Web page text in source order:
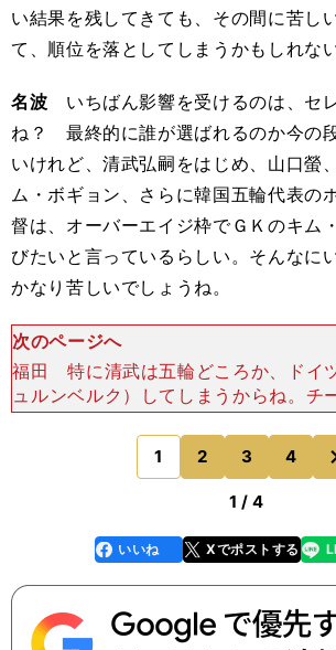
い結果を残してきても、その間に苦し
て、順位を落としてしまうかもしれない
名波 いちばん影響を受けるのは、セ
ね？ 最終的に誰が選ばれるのか今の
いけれど、清武弘嗣をはじめ、山口螢
ム・ボギョン、さらに韓国五輪代表の
督は、オーバーエイジ枠でＧＫのキム
びたいと言っているらしい。そんなに
かなり苦しいでしょうね。
次のページへ
福田 特に清武は五輪どころか、ドイ
ュルンベルク）してしまうからね。チ
は間違いなく痛手だよ。――ベガルタ
レッチェ広島、ジュビロ磐田の上位陣
うでしょうか
1 2 3 4
のページへ
1 / 4
faceboo
k
いいね Xでポストする
line